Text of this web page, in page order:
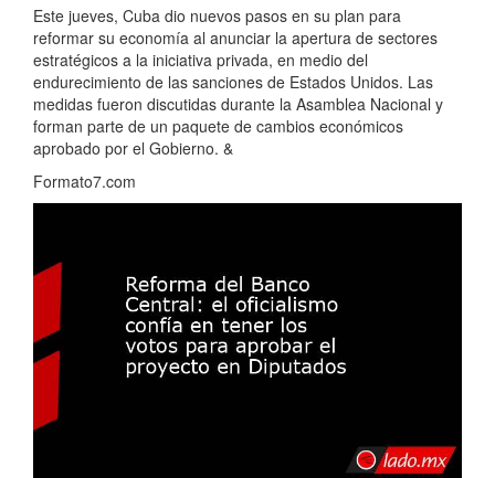
Este jueves, Cuba dio nuevos pasos en su plan para
reformar su economía al anunciar la apertura de sectores
estratégicos a la iniciativa privada, en medio del
endurecimiento de las sanciones de Estados Unidos. Las
medidas fueron discutidas durante la Asamblea Nacional y
forman parte de un paquete de cambios económicos
aprobado por el Gobierno. &
Formato7.com